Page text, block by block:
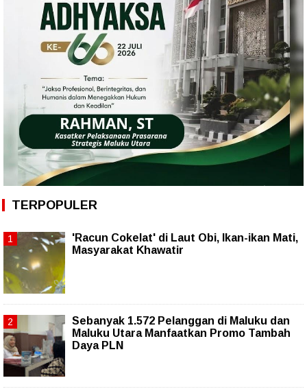
TERPOPULER
'Racun Cokelat' di Laut Obi, Ikan-ikan Mati,
Masyarakat Khawatir
Sebanyak 1.572 Pelanggan di Maluku dan
Maluku Utara Manfaatkan Promo Tambah
Daya PLN